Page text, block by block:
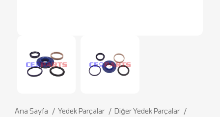
Ana Sayfa Yedek Parçalar
Diğer Yedek Parçalar